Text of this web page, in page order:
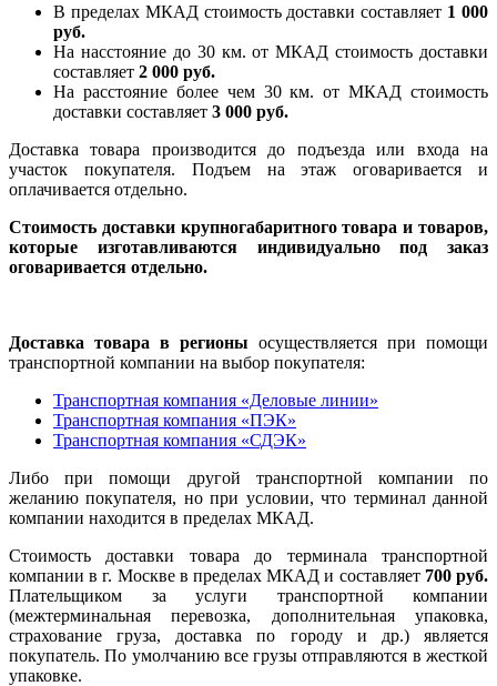
В пределах МКАД стоимость доставки составляет 1 000
руб.
На насcтояние до 30 км. от МКАД стоимость доставки
составляет 2 000 руб.
На расстояние более чем 30 км. от МКАД стоимость
доставки составляет 3 000 руб.
Доставка товара производится до подъезда или входа на
участок покупателя. Подъем на этаж оговаривается и
оплачивается отдельно.
Стоимость доставки крупногабаритного товара и товаров,
которые изготавливаются индивидуально под заказ
оговаривается отдельно.
Доставка товара в регионы осуществляется при помощи
транспортной компании на выбор покупателя:
Транспортная компания «Деловые линии»
Транспортная компания «ПЭК»
Транспортная компания «СДЭК»
Либо при помощи другой транспортной компании по
желанию покупателя, но при условии, что терминал данной
компании находится в пределах МКАД.
Стоимость доставки товара до терминала транспортной
компании в г. Москве в пределах МКАД и составляет 700 руб.
Плательщиком за услуги транспортной компании
(межтерминальная перевозка, дополнительная упаковка,
страхование груза, доставка по городу и др.) является
покупатель. По умолчанию все грузы отправляются в жесткой
упаковке.